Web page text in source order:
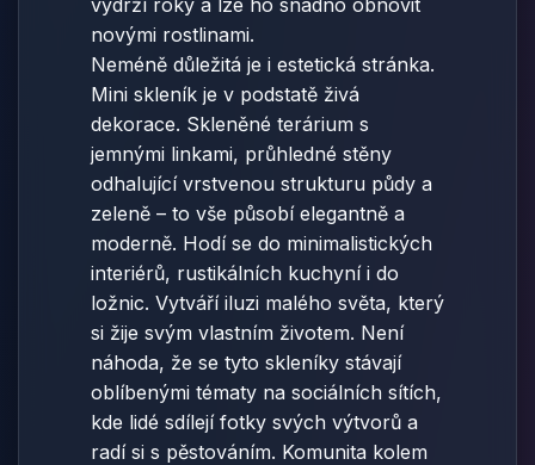
vydrží roky a lze ho snadno obnovit
novými rostlinami.
Neméně důležitá je i estetická stránka.
Mini skleník je v podstatě živá
dekorace. Skleněné terárium s
jemnými linkami, průhledné stěny
odhalující vrstvenou strukturu půdy a
zeleně – to vše působí elegantně a
moderně. Hodí se do minimalistických
interiérů, rustikálních kuchyní i do
ložnic. Vytváří iluzi malého světa, který
si žije svým vlastním životem. Není
náhoda, že se tyto skleníky stávají
oblíbenými tématy na sociálních sítích,
kde lidé sdílejí fotky svých výtvorů a
radí si s pěstováním. Komunita kolem